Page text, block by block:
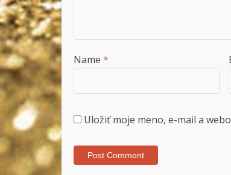
Name *
Uložiť moje meno, e-mail a